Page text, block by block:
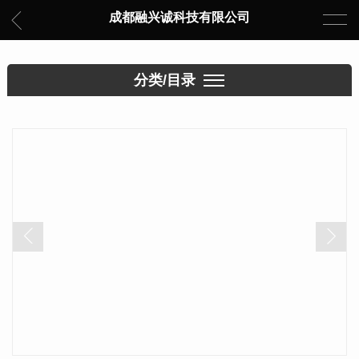
成都融兴诚科技有限公司
分类/目录